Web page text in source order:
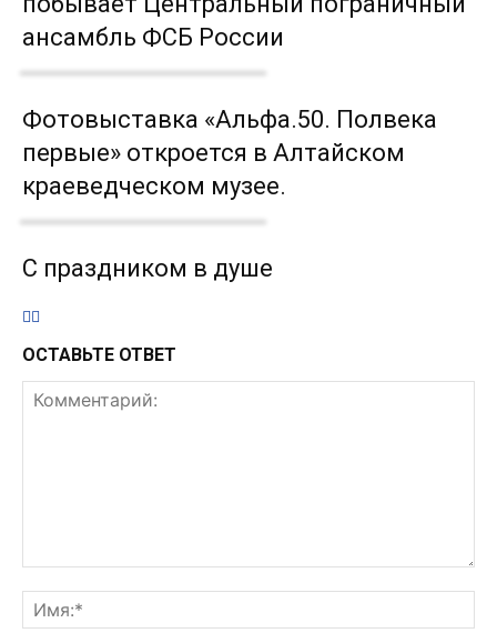
ансамбль ФСБ России
Фотовыставка «Альфа.50. Полвека
первые» откроется в Алтайском
краеведческом музее.
С праздником в душе
ОСТАВЬТЕ ОТВЕТ